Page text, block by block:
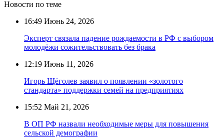
Новости по теме
16:49 Июнь 24, 2026
Эксперт связала падение рождаемости в РФ с выбором
молодёжи сожительствовать без брака
12:19 Июнь 11, 2026
Игорь Щёголев заявил о появлении «золотого
стандарта» поддержки семей на предприятиях
15:52 Май 21, 2026
В ОП РФ назвали необходимые меры для повышения
сельской демографии